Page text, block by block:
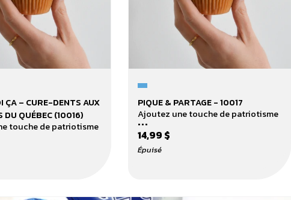
ÇA – CURE-DENTS AUX
DU QUÉBEC (10016)
touche de patriotisme
Pique
&
Partage
-
10017
PIQUE & PARTAGE - 10017
Ajoutez une touche de patriotisme
...
14,99 $
Épuisé